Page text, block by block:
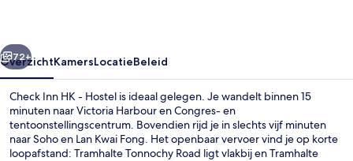
Volgende
72+
OverzichtKamersLocatieBeleid
Check Inn HK - Hostel is ideaal gelegen. Je wandelt binnen 15
minuten naar Victoria Harbour en Congres- en
tentoonstellingscentrum. Bovendien rijd je in slechts vijf minuten
naar Soho en Lan Kwai Fong. Het openbaar vervoer vind je op korte
loopafstand: Tramhalte Tonnochy Road ligt vlakbij en Tramhalte